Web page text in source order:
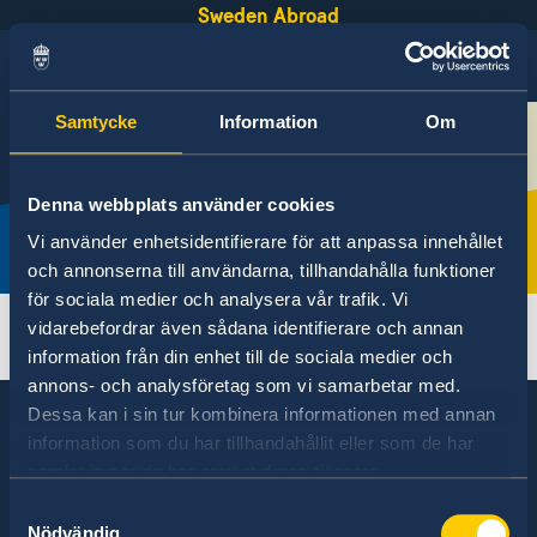
Samtycke Information Om
Denna webbplats använder cookies
Vi använder enhetsidentifierare för att anpassa innehållet
och annonserna till användarna, tillhandahålla funktioner
för sociala medier och analysera vår trafik. Vi
vidarebefordrar även sådana identifierare och annan
information från din enhet till de sociala medier och
annons- och analysföretag som vi samarbetar med.
Dessa kan i sin tur kombinera informationen med annan
information som du har tillhandahållit eller som de har
Nödvändig
Sweden Abroad
Embassy of Sweden
Local time10:15 AM
Mali, Bamako
Sweden has diplomatic relations with almost
all states in the world, with embassies and